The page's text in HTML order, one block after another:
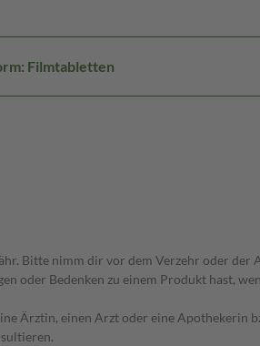
Filmtabletten
Bitte nimm dir vor dem Verzehr oder
oder Bedenken zu einem Produkt hast,
Ärztin, einen Arzt oder eine Apothekerin